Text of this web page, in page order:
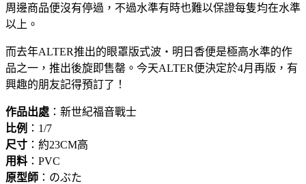
周邊商品便沒有停過，不過水準有時也難以保證每隻均在水準
以上。
而去年ALTER推出的眼罩版式波・明日香便是極高水準的作
品之一，推出後旋即售罄。今天ALTER便決定於4月再版，有
興趣的朋友記得預訂了！
作品出處 ：新世紀福音戰士
比例 ：1/7
尺寸 ：約23CM高
用料 ：PVC
原型師 ：のぶた